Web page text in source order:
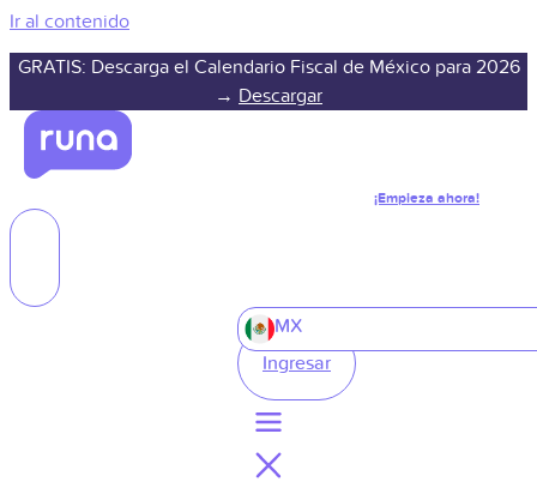
Ir al contenido
GRATIS: Descarga el Calendario Fiscal de México para 2026
→ Descargar
¡Empieza ahora!
MX
Ingresar